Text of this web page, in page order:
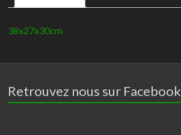
Giganterra
38x27x30cm
Retrouvez nous sur Facebook